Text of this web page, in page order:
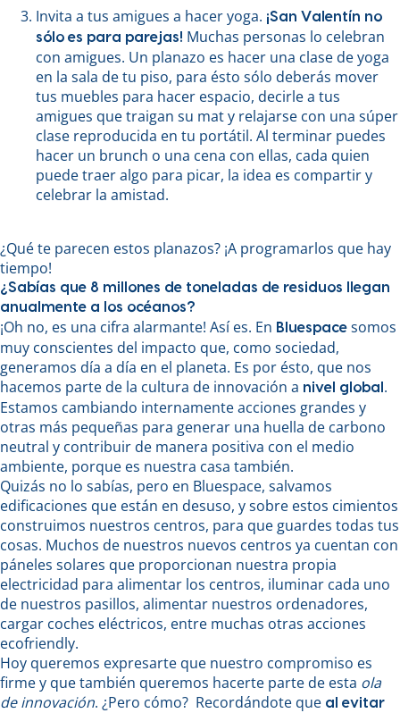
Invita a tus amigues a hacer yoga. ¡San Valentín no
sólo es para parejas! Muchas personas lo celebran
con amigues. Un planazo es hacer una clase de yoga
en la sala de tu piso, para ésto sólo deberás mover
tus muebles para hacer espacio, decirle a tus
amigues que traigan su mat y relajarse con una súper
clase reproducida en tu portátil. Al terminar puedes
hacer un brunch o una cena con ellas, cada quien
puede traer algo para picar, la idea es compartir y
celebrar la amistad.
¿Qué te parecen estos planazos? ¡A programarlos que hay
tiempo!
¿Sabías que 8 millones de toneladas de residuos llegan
anualmente a los océanos?
¡Oh no, es una cifra alarmante! Así es. En Bluespace somos
muy conscientes del impacto que, como sociedad,
generamos día a día en el planeta. Es por ésto, que nos
hacemos parte de la cultura de innovación a nivel global .
Estamos cambiando internamente acciones grandes y
otras más pequeñas para generar una huella de carbono
neutral y contribuir de manera positiva con el medio
ambiente, porque es nuestra casa también.
Quizás no lo sabías, pero en Bluespace, salvamos
edificaciones que están en desuso, y sobre estos cimientos
construimos nuestros centros, para que guardes todas tus
cosas. Muchos de nuestros nuevos centros ya cuentan con
páneles solares que proporcionan nuestra propia
electricidad para alimentar los centros, iluminar cada uno
de nuestros pasillos, alimentar nuestros ordenadores,
cargar coches eléctricos, entre muchas otras acciones
ecofriendly.
Hoy queremos expresarte que nuestro compromiso es
firme y que también queremos hacerte parte de esta ola
de innovación. ¿Pero cómo? Recordándote que al evitar